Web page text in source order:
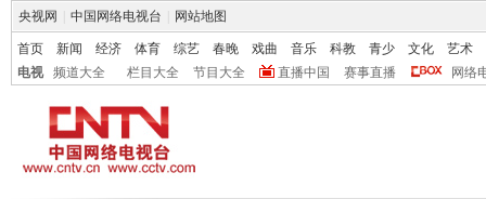
央视网 中国网络电视台 网站地图
首页 新闻 经济 体育 综艺 春晚 戏曲 音乐 科教 青少 文化
艺术
电视
频道大全 栏目大全 节目大全 直播中国 赛事直播 网络